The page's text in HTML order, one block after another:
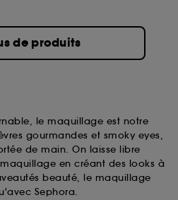
de produits
le maquillage est notre
gourmandes et smoky eyes,
de main. On laisse libre
en créant des looks à
beauté, le maquillage
Sephora.
Voous pouvez à tout
votrte consentement. Si vous
sur les cookies